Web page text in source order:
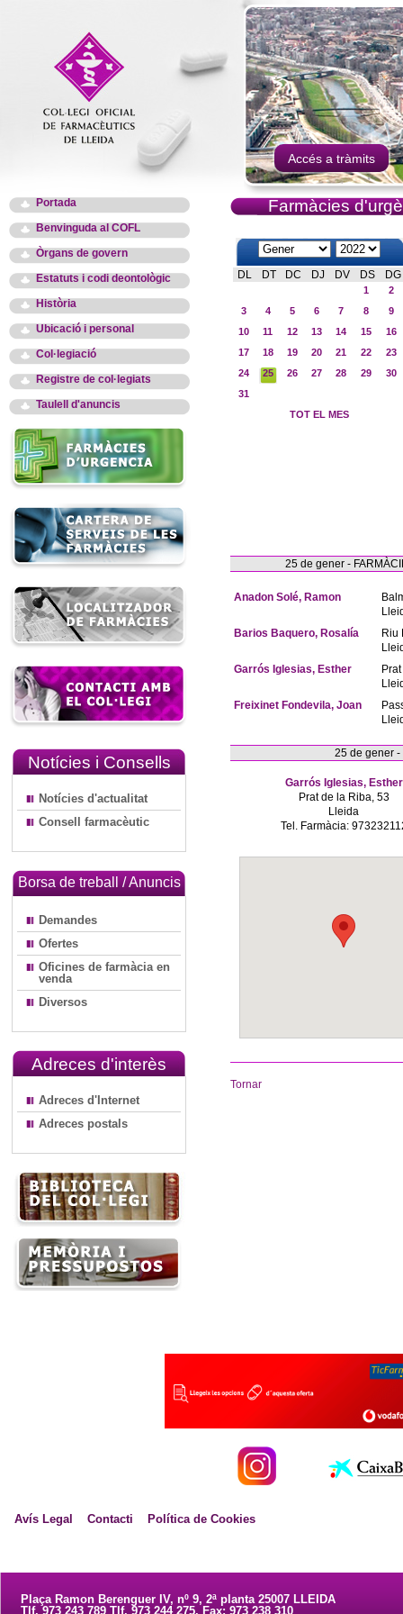
Accés a tràmits
Portada
Benvinguda al COFL
Òrgans de govern
Estatuts i codi deontològic
Història
Ubicació i personal
Col·legiació
Registre de col·legiats
Taulell d'anuncis
Notícies i Consells
Notícies d'actualitat
Consell farmacèutic
Borsa de treball / Anuncis
Demandes
Ofertes
Oficines de farmàcia en
venda
Diversos
Adreces d'interès
Adreces d'Internet
Adreces postals
Farmàcies
DL DT DC DJ DV DS DG
1
2
3
4 5 6 7 8
9
10
11 12 13 14 15
16
17
18 19 20 21 22
23
24
25 26 27 28 29
30
31
TOT EL MES
25 de gener -
Anadon Solé, Ramon
Barios Baquero, Rosalía
Riu
Garrós Iglesias, Esther
Freixinet Fondevila, Joan
25 de gener
Garrós Iglesias, Esther
Prat de la Riba, 53
Lleida
Tel. Farmàcia:
Tornar
Avís Legal Contacti Política de Cookies
Plaça Ramon Berenguer IV, nº 9, 2ª planta 25007 LLEIDA
Tlf. 973 243 789 Tlf. 973 244 275. Fax: 973 238 310